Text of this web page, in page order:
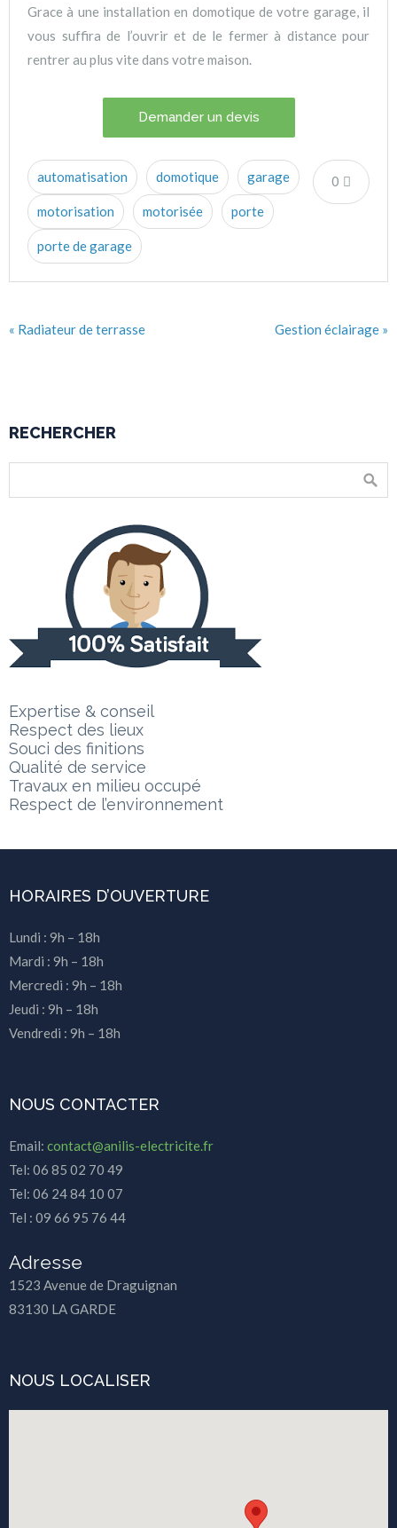
Grace à une installation en domotique de votre garage, il
vous suffira de l’ouvrir et de le fermer à distance pour
rentrer au plus vite dans votre maison.
Demander un devis
0
automatisation domotique garage
motorisation motorisée porte
porte de garage
« Radiateur de terrasse Gestion éclairage »
RECHERCHER
Expertise & conseil
Respect des lieux
Souci des finitions
Qualité de service
Travaux en milieu occupé
Respect de l’environnement
HORAIRES D’OUVERTURE
Lundi : 9h – 18h
Mardi : 9h – 18h
Mercredi : 9h – 18h
Jeudi : 9h – 18h
Vendredi : 9h – 18h
NOUS CONTACTER
Email: contact@anilis-electricite.fr
Tel: 06 85 02 70 49
Tel: 06 24 84 10 07
Tel : 09 66 95 76 44
Adresse
1523 Avenue de Draguignan
83130 LA GARDE
NOUS LOCALISER